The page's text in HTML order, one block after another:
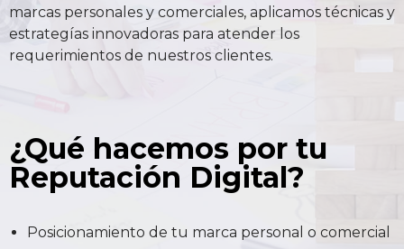
marcas personales y comerciales, aplicamos técnicas y
estrategías innovadoras para atender los
requerimientos de nuestros clientes.
¿Qué hacemos por tu
Reputación Digital?
Posicionamiento de tu marca personal o comercial